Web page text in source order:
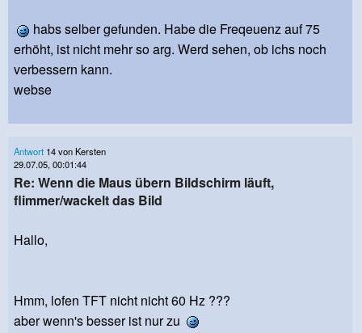
habs selber gefunden. Habe die Freqeuenz auf 75
erhöht, ist nicht mehr so arg. Werd sehen, ob ichs noch
verbessern kann.
webse
Antwort 14 von Kersten
29.07.05, 00:01:44
Re: Wenn die Maus übern Bildschirm läuft,
flimmer/wackelt das Bild
Hallo,
Hmm, lofen TFT nicht nicht 60 Hz ???
aber wenn's besser ist nur zu